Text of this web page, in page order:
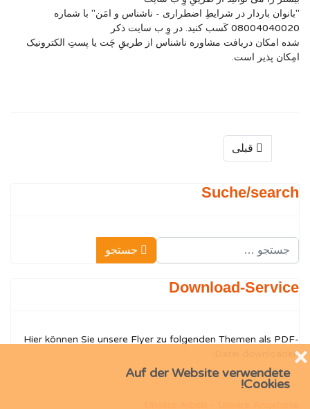
Auf der Website verwendete
Cookies!
❌
"بانوان باردار در شرایطِ اضطراری - ناشناس و امَن" با شماره
08004040020 کَسب کنید. در وِ ب سایت ذکر
شده امکان دریافت مشاوره ناشناس از طریقِ چَت یا پستِ الکترونیک
امِکان پذیر است.
قبلی
Suche/search
جستجو
جستجو
Download-Service
Hier können Sie unsere Flyer zu folgenden Themen als PDF-
Datei downloaden: